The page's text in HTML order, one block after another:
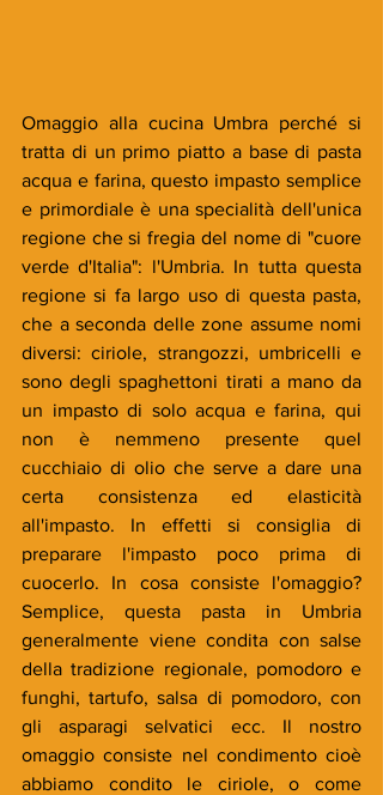
Omaggio alla cucina Umbra perché si
tratta di un primo piatto a base di pasta
acqua e farina, questo impasto semplice
e primordiale è una specialità dell'unica
regione che si fregia del nome di "cuore
verde d'Italia": l'Umbria. In tutta questa
regione si fa largo uso di questa pasta,
che a seconda delle zone assume nomi
diversi: ciriole, strangozzi, umbricelli e
sono degli spaghettoni tirati a mano da
un impasto di solo acqua e farina, qui
non è nemmeno presente quel
cucchiaio di olio che serve a dare una
certa consistenza ed elasticità
all'impasto. In effetti si consiglia di
preparare l'impasto poco prima di
cuocerlo. In cosa consiste l'omaggio?
Semplice, questa pasta in Umbria
generalmente viene condita con salse
della tradizione regionale, pomodoro e
funghi, tartufo, salsa di pomodoro, con
gli asparagi selvatici ecc. Il nostro
omaggio consiste nel condimento cioè
abbiamo condito le ciriole, o come